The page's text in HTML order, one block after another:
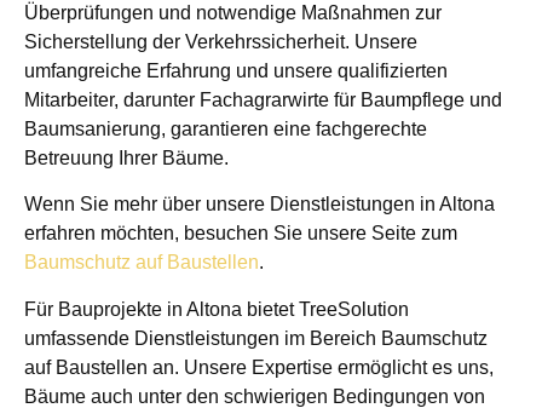
Überprüfungen und notwendige Maßnahmen zur
Sicherstellung der Verkehrssicherheit. Unsere
umfangreiche Erfahrung und unsere qualifizierten
Mitarbeiter, darunter Fachagrarwirte für Baumpflege und
Baumsanierung, garantieren eine fachgerechte
Betreuung Ihrer Bäume.
Wenn Sie mehr über unsere Dienstleistungen in Altona
erfahren möchten, besuchen Sie unsere Seite zum
Baumschutz auf Baustellen.
Für Bauprojekte in Altona bietet TreeSolution
umfassende Dienstleistungen im Bereich Baumschutz
auf Baustellen an. Unsere Expertise ermöglicht es uns,
Bäume auch unter den schwierigen Bedingungen von